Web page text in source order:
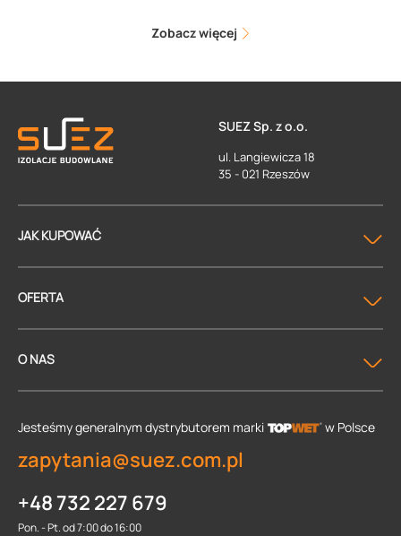
Zobacz więcej
SUEZ Sp. z o.o.
ul. Langiewicza 18
35 - 021 Rzeszów
JAK KUPOWAĆ
OFERTA
O NAS
Jesteśmy generalnym dystrybutorem marki w Polsce
zapytania@suez.com.pl
+48 732 227 679
Pon. - Pt. od 7:00 do 16:00